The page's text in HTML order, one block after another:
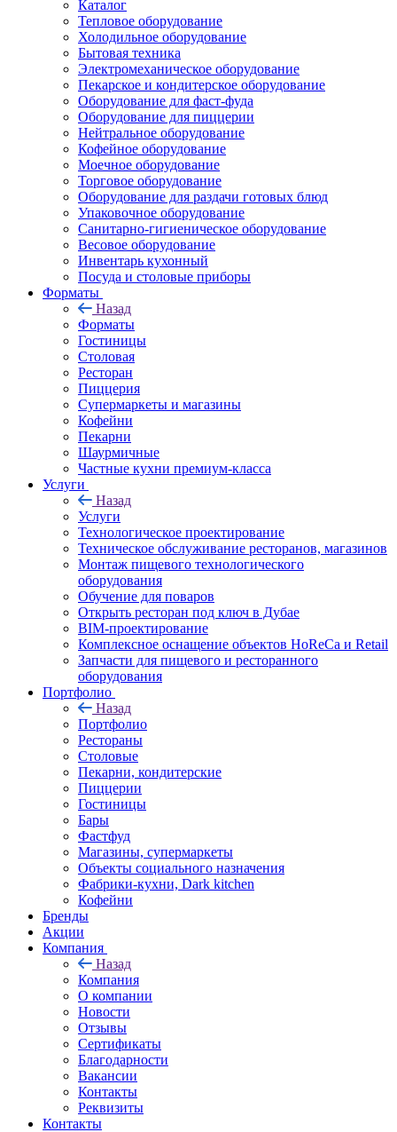
Каталог
Тепловое оборудование
Холодильное оборудование
Бытовая техника
Электромеханическое оборудование
Пекарское и кондитерское оборудование
Оборудование для фаст-фуда
Оборудование для пиццерии
Нейтральное оборудование
Кофейное оборудование
Моечное оборудование
Торговое оборудование
Оборудование для раздачи готовых блюд
Упаковочное оборудование
Санитарно-гигиеническое оборудование
Весовое оборудование
Инвентарь кухонный
Посуда и столовые приборы
Форматы
Назад
Форматы
Гостиницы
Столовая
Ресторан
Пиццерия
Супермаркеты и магазины
Кофейни
Пекарни
Шаурмичные
Частные кухни премиум-класса
Услуги
Назад
Услуги
Технологическое проектирование
Техническое обслуживание ресторанов, магазинов
Монтаж пищевого технологического
оборудования
Обучение для поваров
Открыть ресторан под ключ в Дубае
BIM-проектирование
Комплексное оснащение объектов HoReCa и Retail
Запчасти для пищевого и ресторанного
оборудования
Портфолио
Назад
Портфолио
Рестораны
Столовые
Пекарни, кондитерские
Пиццерии
Гостиницы
Бары
Фастфуд
Магазины, супермаркеты
Объекты социального назначения
Фабрики-кухни, Dark kitchen
Кофейни
Бренды
Акции
Компания
Назад
Компания
О компании
Новости
Отзывы
Сертификаты
Благодарности
Вакансии
Контакты
Реквизиты
Контакты